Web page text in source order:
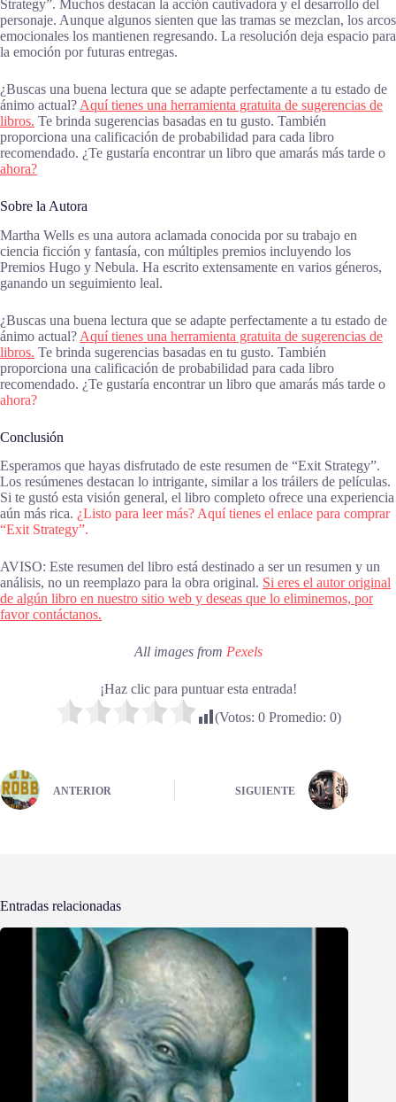
Strategy”. Muchos destacan la acción cautivadora y el desarrollo del
personaje. Aunque algunos sienten que las tramas se mezclan, los arcos
emocionales los mantienen regresando. La resolución deja espacio para
la emoción por futuras entregas.
¿Buscas una buena lectura que se adapte perfectamente a tu estado de
ánimo actual? Aquí tienes una herramienta gratuita de sugerencias de
libros. Te brinda sugerencias basadas en tu gusto. También
proporciona una calificación de probabilidad para cada libro
recomendado. ¿Te gustaría encontrar un libro que amarás más tarde o
ahora?
Sobre la Autora
Martha Wells es una autora aclamada conocida por su trabajo en
ciencia ficción y fantasía, con múltiples premios incluyendo los
Premios Hugo y Nebula. Ha escrito extensamente en varios géneros,
ganando un seguimiento leal.
¿Buscas una buena lectura que se adapte perfectamente a tu estado de
ánimo actual? Aquí tienes una herramienta gratuita de sugerencias de
libros. Te brinda sugerencias basadas en tu gusto. También
proporciona una calificación de probabilidad para cada libro
recomendado. ¿Te gustaría encontrar un libro que amarás más tarde o
ahora?
Conclusión
Esperamos que hayas disfrutado de este resumen de “Exit Strategy”.
Los resúmenes destacan lo intrigante, similar a los tráilers de películas.
Si te gustó esta visión general, el libro completo ofrece una experiencia
aún más rica. ¿Listo para leer más? Aquí tienes el enlace para comprar
“Exit Strategy”.
AVISO: Este resumen del libro está destinado a ser un resumen y un
análisis, no un reemplazo para la obra original. Si eres el autor original
de algún libro en nuestro sitio web y deseas que lo eliminemos, por
favor contáctanos.
All images from Pexels
¡Haz clic para puntuar esta entrada!
(Votos: 0Promedio: 0)
ANTERIOR SIGUIENTE
Entradas relacionadas